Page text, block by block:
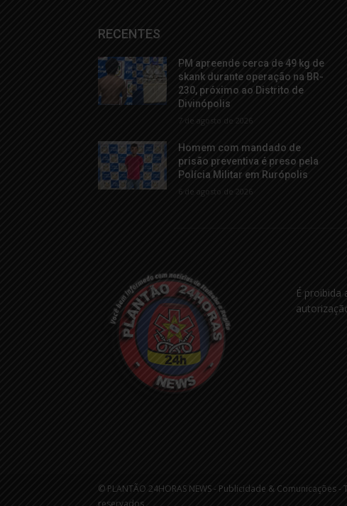
RECENTES
PM apreende cerca de 49 kg de
skank durante operação na BR-
230, próximo ao Distrito de
Divinópolis
7 de agosto de 2026
Homem com mandado de
prisão preventiva é preso pela
Polícia Militar em Rurópolis
6 de agosto de 2026
É
© PLANTÃO 24HORAS NEWS - Publicidade & Comunicações